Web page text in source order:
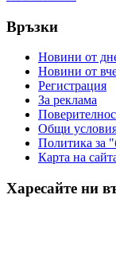
Връзки
Новини от
Новини от
Регистрация
За реклама
Общи
Политика за
Карта на
Харесайте ни